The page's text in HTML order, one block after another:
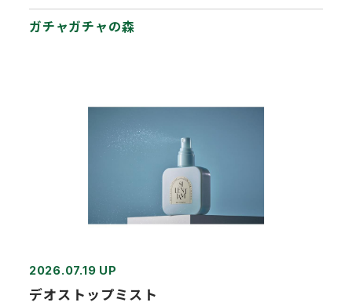
ガチャガチャの森
2026.07.19 UP
デオストップミスト